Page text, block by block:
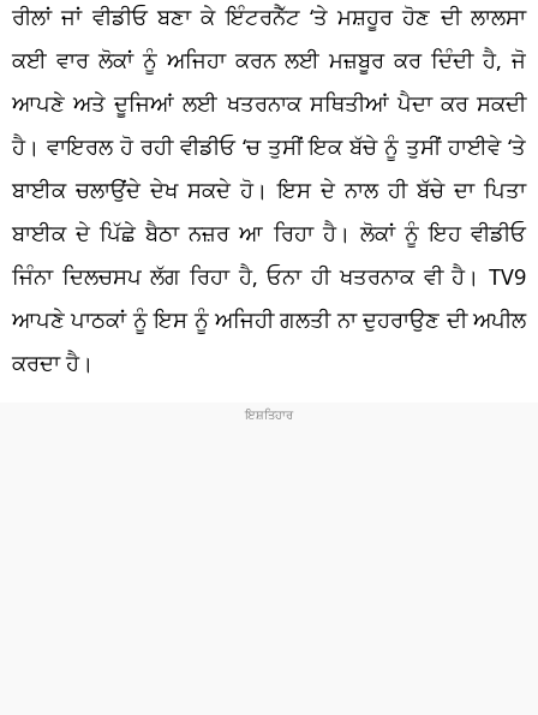
ਰੀਲਾਂ ਜਾਂ ਵੀਡੀਓ ਬਣਾ ਕੇ ਇੰਟਰਨੈੱਟ ‘ਤੇ ਮਸ਼ਹੂਰ ਹੋਣ ਦੀ ਲਾਲਸਾ
ਕਈ ਵਾਰ ਲੋਕਾਂ ਨੂੰ ਅਜਿਹਾ ਕਰਨ ਲਈ ਮਜ਼ਬੂਰ ਕਰ ਦਿੰਦੀ ਹੈ, ਜੋ
ਆਪਣੇ ਅਤੇ ਦੂਜਿਆਂ ਲਈ ਖਤਰਨਾਕ ਸਥਿਤੀਆਂ ਪੈਦਾ ਕਰ ਸਕਦੀ
ਹੈ। ਵਾਇਰਲ ਹੋ ਰਹੀ ਵੀਡੀਓ ‘ਚ ਤੁਸੀਂ ਇਕ ਬੱਚੇ ਨੂੰ ਤੁਸੀਂ ਹਾਈਵੇ ‘ਤੇ
ਬਾਈਕ ਚਲਾਉਂਦੇ ਦੇਖ ਸਕਦੇ ਹੋ। ਇਸ ਦੇ ਨਾਲ ਹੀ ਬੱਚੇ ਦਾ ਪਿਤਾ
ਬਾਈਕ ਦੇ ਪਿੱਛੇ ਬੈਠਾ ਨਜ਼ਰ ਆ ਰਿਹਾ ਹੈ। ਲੋਕਾਂ ਨੂੰ ਇਹ ਵੀਡੀਓ
ਜਿੰਨਾ ਦਿਲਚਸਪ ਲੱਗ ਰਿਹਾ ਹੈ, ਓਨਾ ਹੀ ਖਤਰਨਾਕ ਵੀ ਹੈ। TV9
ਆਪਣੇ ਪਾਠਕਾਂ ਨੂੰ ਇਸ ਨੂੰ ਅਜਿਹੀ ਗਲਤੀ ਨਾ ਦੁਹਰਾਉਣ ਦੀ ਅਪੀਲ
ਕਰਦਾ ਹੈ।